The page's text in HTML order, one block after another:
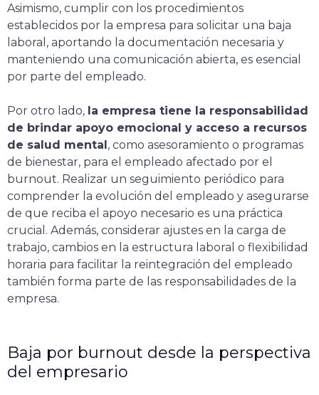
Asimismo, cumplir con los procedimientos
establecidos por la empresa para solicitar una baja
laboral, aportando la documentación necesaria y
manteniendo una comunicación abierta, es esencial
por parte del empleado.
Por otro lado, la empresa tiene la responsabilidad
de brindar apoyo emocional y acceso a recursos
de salud mental, como asesoramiento o programas
de bienestar, para el empleado afectado por el
burnout. Realizar un seguimiento periódico para
comprender la evolución del empleado y asegurarse
de que reciba el apoyo necesario es una práctica
crucial. Además, considerar ajustes en la carga de
trabajo, cambios en la estructura laboral o flexibilidad
horaria para facilitar la reintegración del empleado
también forma parte de las responsabilidades de la
empresa.
Baja por burnout desde la perspectiva
del empresario